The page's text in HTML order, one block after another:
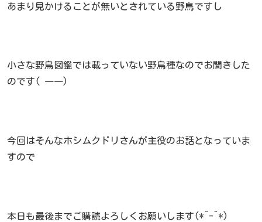
あまり見かけることが無いとされている野鳥ですし
小さな野鳥図鑑では載っていない野鳥種なのでお聞きした
のです( 一一)
今回はそんなホシムクドリさんが主役のお話となっていま
すので
本日も最後までご購読よろしくお願いします(*^-^*)